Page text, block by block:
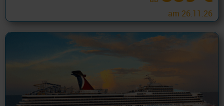
am 26.11.26